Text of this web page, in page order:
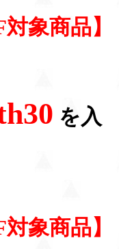
象商品】
を入
象商品】